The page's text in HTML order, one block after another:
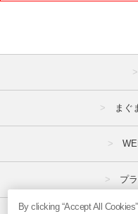
まぐ
プ
By clicking “Accept All